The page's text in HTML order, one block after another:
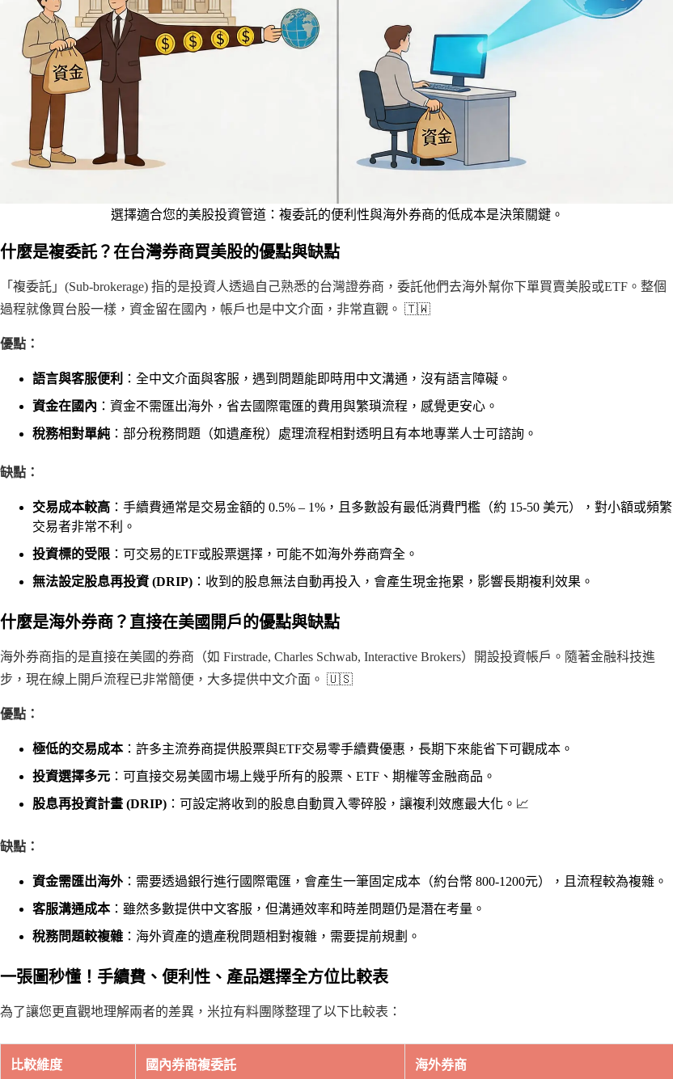
選擇適合您的美股投資管道：複委託的便利性與海外券商的低成本是決策關鍵。
什麼是複委託？在台灣券商買美股的優點與缺點
「複委託」(Sub-brokerage) 指的是投資人透過自己熟悉的台灣證券商，委託他們去海外幫你下單買賣美股或ETF。整個
過程就像買台股一樣，資金留在國內，帳戶也是中文介面，非常直觀。 🇹🇼
優點：
語言與客服便利 ：全中文介面與客服，遇到問題能即時用中文溝通，沒有語言障礙。
資金在國內 ：資金不需匯出海外，省去國際電匯的費用與繁瑣流程，感覺更安心。
稅務相對單純 ：部分稅務問題（如遺產稅）處理流程相對透明且有本地專業人士可諮詢。
缺點：
交易成本較高 ：手續費通常是交易金額的 0.5% – 1%，且多數設有最低消費門檻（約 15-50 美元），對小額或頻繁
交易者非常不利。
投資標的受限 ：可交易的ETF或股票選擇，可能不如海外券商齊全。
無法設定股息再投資 (DRIP) ：收到的股息無法自動再投入，會產生現金拖累，影響長期複利效果。
什麼是海外券商？直接在美國開戶的優點與缺點
海外券商指的是直接在美國的券商（如 Firstrade, Charles Schwab, Interactive Brokers）開設投資帳戶。隨著金融科技進
步，現在線上開戶流程已非常簡便，大多提供中文介面。 🇺🇸
優點：
極低的交易成本：許多主流券商提供股票與ETF交易零手續費優惠，長期下來能省下可觀成本。
投資選擇多元 ：可直接交易美國市場上幾乎所有的股票、ETF、期權等金融商品。
股息再投資計畫 (DRIP) ：可設定將收到的股息自動買入零碎股，讓複利效應最大化。📈
缺點：
資金需匯出海外 ：需要透過銀行進行國際電匯，會產生一筆固定成本（約台幣 800-1200元），且流程較為複雜。
客服溝通成本：雖然多數提供中文客服，但溝通效率和時差問題仍是潛在考量。
稅務問題較複雜 ：海外資產的遺產稅問題相對複雜，需要提前規劃。
一張圖秒懂！手續費、便利性、產品選擇全方位比較表
為了讓您更直觀地理解兩者的差異，米拉有料團隊整理了以下比較表：
比較維度 國內券商複委託 海外券商